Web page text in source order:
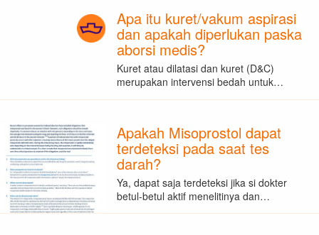
Apa itu kuret/vakum aspirasi
dan apakah diperlukan paska
aborsi medis?
Kuret atau dilatasi dan kuret (D&C)
merupakan intervensi bedah untuk…
Apakah Misoprostol dapat
terdeteksi pada saat tes
darah?
Ya, dapat saja terdeteksi jika si dokter
betul-betul aktif menelitinya dan…